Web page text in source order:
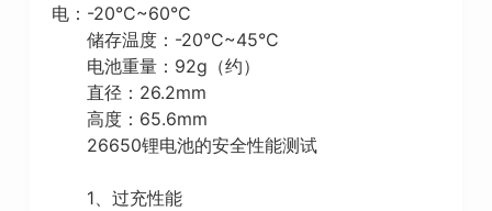
电：-20°C~60°C
储存温度：-20°C~45°C
电池重量：92g（约）
直径：26.2mm
高度：65.6mm
26650锂电池的安全性能测试
1、过充性能